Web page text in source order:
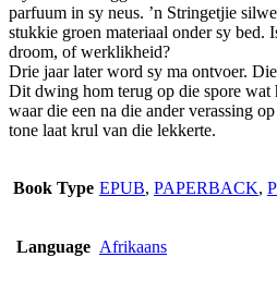
parfuum in sy neus. ’n Stringetjie
stukkie groen materiaal onder sy bed.
droom, of werklikheid?
Drie jaar later word sy ma ontvoer.
Dit dwing hom terug op die spore wat
waar die een na die ander verassing
tone laat krul van die lekkerte.
Book Type EPUB, PAPERBACK,
Language Afrikaans